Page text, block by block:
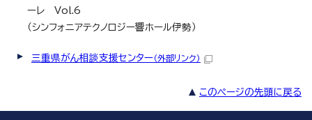
ーレ Vol.6
（シンフォニアテクノロジー響ホール伊勢）
三重県がん相談支援センター（外部リンク）
このページの先頭に戻る